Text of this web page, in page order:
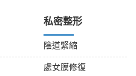
私密整形
陰道緊縮
處女膜修復